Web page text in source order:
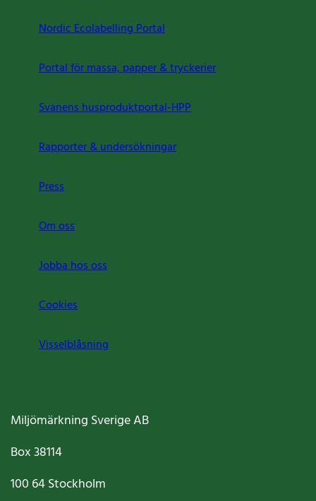
Nordic Ecolabelling Portal
Portal för massa, papper & tryckerier
Svanens husproduktportal-HPP
Rapporter & undersökningar
Press
Om oss
Jobba hos oss
Cookies
Visselblåsning
Miljömärkning Sverige AB
Box38114
100 64Stockholm